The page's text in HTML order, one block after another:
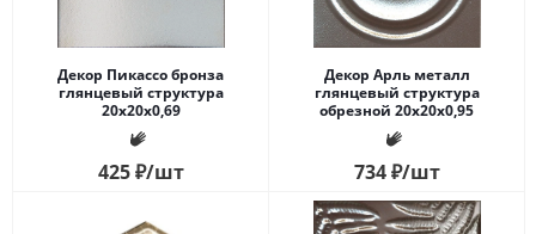
Декор Пикассо бронза
глянцевый структура
20x20x0,69
425₽/шт
Декор Арль металл
глянцевый структура
обрезной 20x20x0,95
734₽/шт